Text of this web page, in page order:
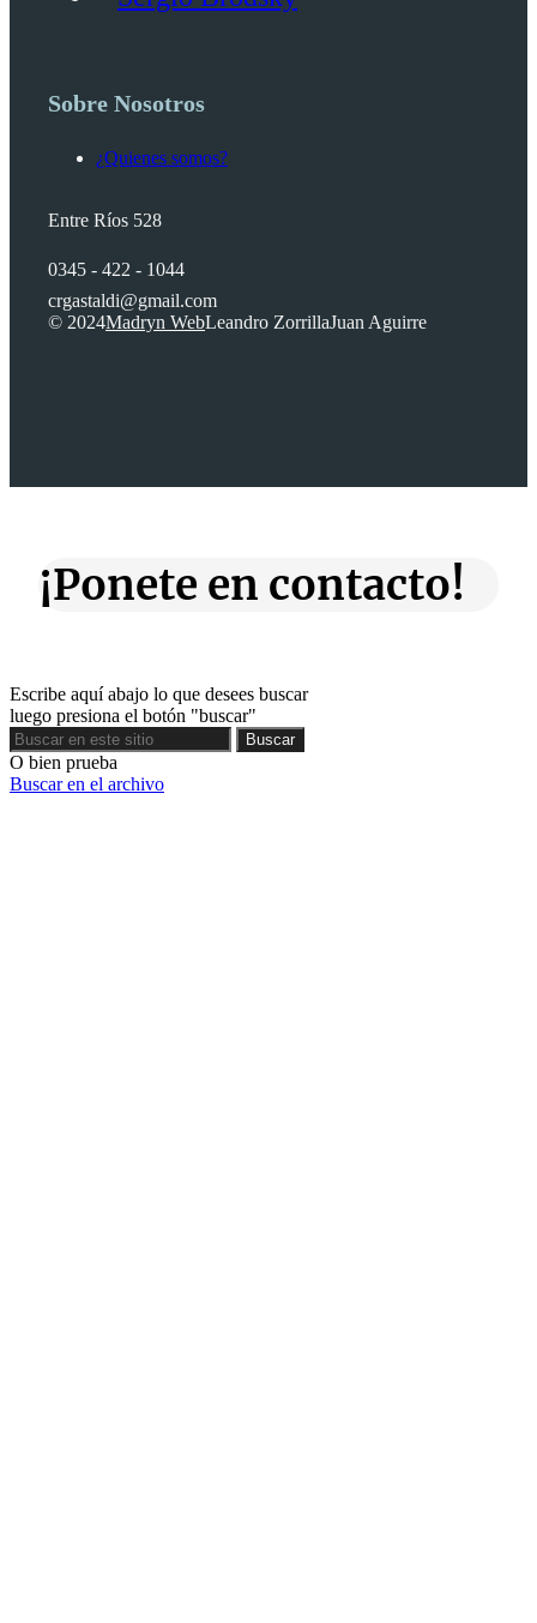
Sobre Nosotros
¿Quienes somos?
Entre Ríos 528
0345 - 422 - 1044
crgastaldi@gmail.com
© 2024Madryn WebLeandro ZorrillaJuan Aguirre
¡Ponete en contacto!
Escribe aquí abajo lo que desees buscar
luego presiona el botón "buscar"
Buscar
Buscar
O bien prueba
Buscar en el archivo